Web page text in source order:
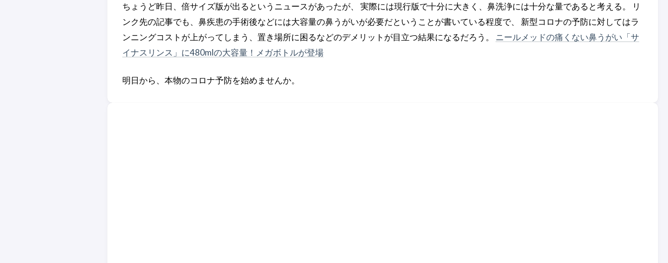
ちょうど昨日、倍サイズ版が出るというニュースがあったが、 実際には現行版で十分に大きく、鼻洗浄には十分な量であると考える。 リ
ンク先の記事でも、鼻疾患の手術後などには大容量の鼻うがいが必要だということが書いている程度で、 新型コロナの予防に対してはラ
ンニングコストが上がってしまう、置き場所に困るなどのデメリットが目立つ結果になるだろう。 ニールメッドの痛くない鼻うがい「サ
イナスリンス」に480mlの大容量！メガボトルが登場
明日から、本物のコロナ予防を始めませんか。